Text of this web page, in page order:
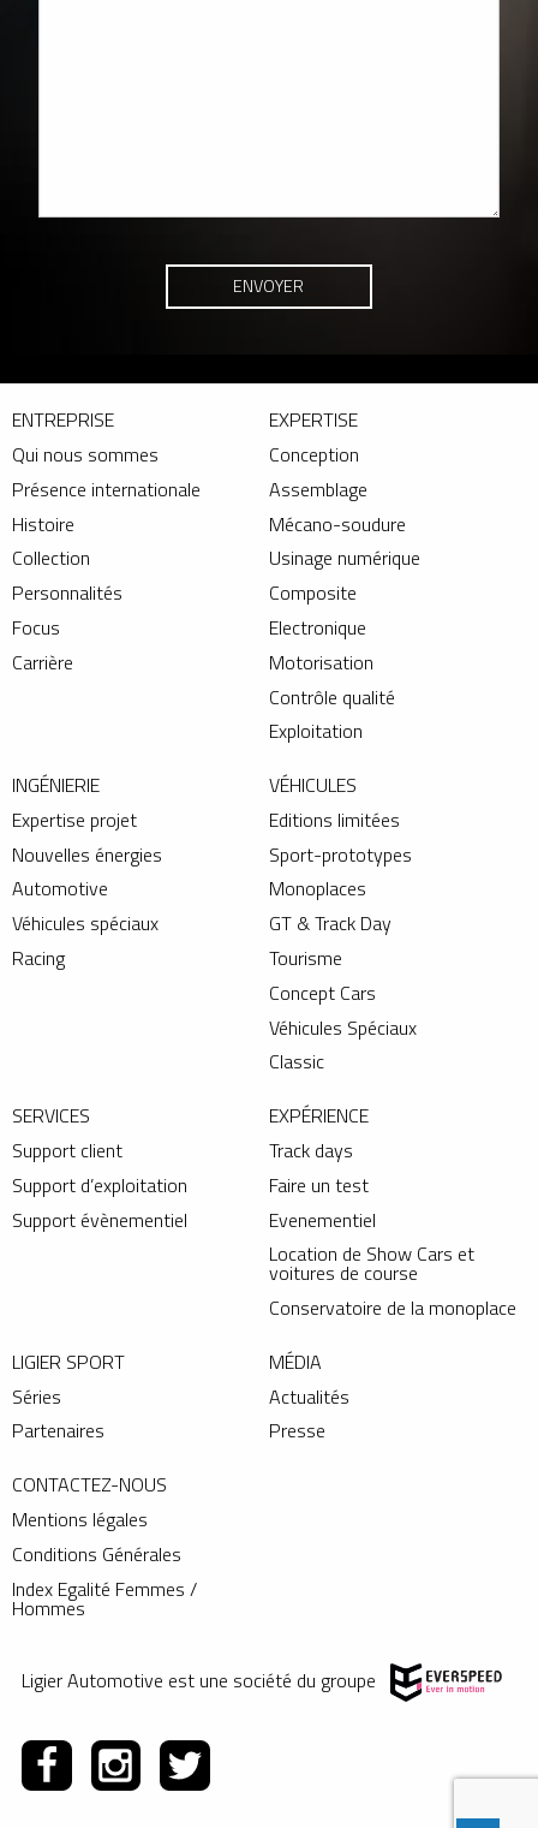
ENTREPRISE
Qui nous sommes
Présence internationale
Histoire
Collection
Personnalités
Focus
Carrière
EXPERTISE
Conception
Assemblage
Mécano-soudure
Usinage numérique
Composite
Electronique
Motorisation
Contrôle qualité
Exploitation
INGÉNIERIE
Expertise projet
Nouvelles énergies
Automotive
Véhicules spéciaux
Racing
VÉHICULES
Editions limitées
Sport-prototypes
Monoplaces
GT & Track Day
Tourisme
Concept Cars
Véhicules Spéciaux
Classic
SERVICES
Support client
Support d’exploitation
Support évènementiel
EXPÉRIENCE
Track days
Faire un test
Evenementiel
Location de Show Cars et
voitures de course
Conservatoire de la monoplace
LIGIER SPORT
Séries
Partenaires
MÉDIA
Actualités
Presse
CONTACTEZ-NOUS
Mentions légales
Conditions Générales
Index Egalité Femmes /
Hommes
Ligier Automotive est une société du groupe